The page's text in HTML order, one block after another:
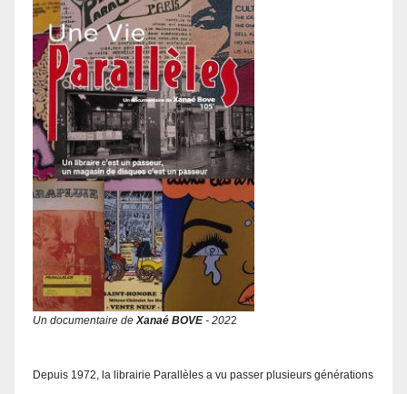
Un documentaire deXanaé BOVE- 2022
Depuis 1972, la librairie Parallèles a vu passer plusieurs générations